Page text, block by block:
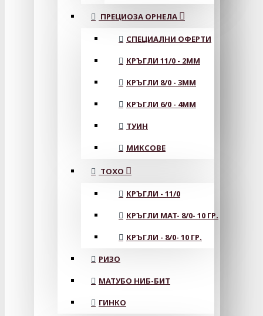
ПРЕЦИОЗА ОРНЕЛА
СПЕЦИАЛНИ ОФЕРТИ
КРЪГЛИ 11/0 - 2MM
КРЪГЛИ 8/0 - 3MM
КРЪГЛИ 6/0 - 4MM
ТУИН
МИКСОВЕ
ТОХО
КРЪГЛИ - 11/0
КРЪГЛИ MAT- 8/0- 10 ГР.
КРЪГЛИ - 8/0- 10 ГР.
РИЗО
МАТУБО НИБ-БИТ
ГИНКО